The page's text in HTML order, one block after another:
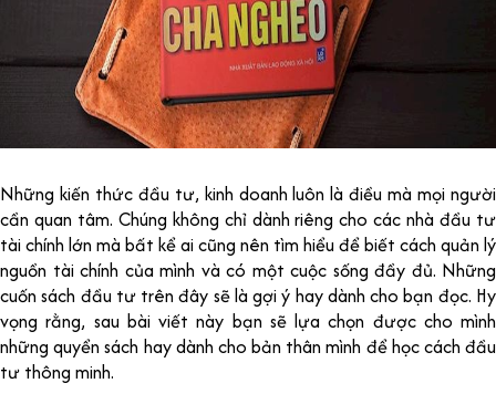
Những kiến thức đầu tư, kinh doanh luôn là điều mà mọi người
cần quan tâm. Chúng không chỉ dành riêng cho các nhà đầu tư
tài chính lớn mà bất kể ai cũng nên tìm hiểu để biết cách quản lý
nguồn tài chính của mình và có một cuộc sống đầy đủ. Những
cuốn sách đầu tư trên đây sẽ là gợi ý hay dành cho bạn đọc. Hy
vọng rằng, sau bài viết này bạn sẽ lựa chọn được cho mình
những quyển sách hay dành cho bản thân mình để học cách đầu
tư thông minh.